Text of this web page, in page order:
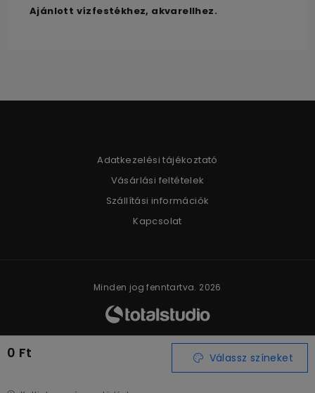
0 Ft Válassz színeket
Ajánlott vízfestékhez, akvarellhez.
Adatkezelési tájékoztató
Vásárlási feltételek
Szállítási információk
Kapcsolat
Minden jog fenntartva. 2026